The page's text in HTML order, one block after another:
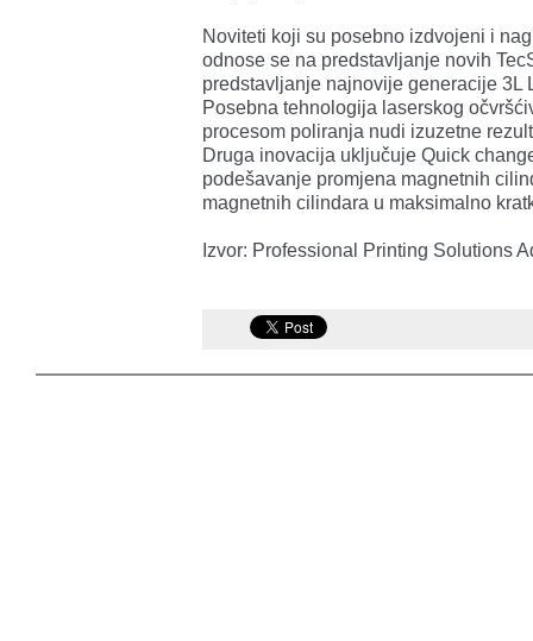
Noviteti koji su posebno izdvojeni i
odnose se na predstavljanje novih
predstavljanje najnovije generacije 3L
Posebna tehnologija laserskog
procesom poliranja nudi izuzetne
Druga inovacija uključuje Quick
podešavanje promjena magnetnih
magnetnih cilindara u maksimalno
Izvor: Professional Printing Solutions